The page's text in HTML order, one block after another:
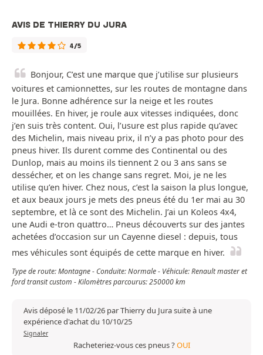
AVIS DE THIERRY DU JURA
4/5
Bonjour, C’est une marque que j’utilise sur plusieurs
voitures et camionnettes, sur les routes de montagne dans
le Jura. Bonne adhérence sur la neige et les routes
mouillées. En hiver, je roule aux vitesses indiquées, donc
j’en suis très content. Oui, l’usure est plus rapide qu’avec
des Michelin, mais niveau prix, il n’y a pas photo pour des
pneus hiver. Ils durent comme des Continental ou des
Dunlop, mais au moins ils tiennent 2 ou 3 ans sans se
dessécher, et on les change sans regret. Moi, je ne les
utilise qu’en hiver. Chez nous, c’est la saison la plus longue,
et aux beaux jours je mets des pneus été du 1er mai au 30
septembre, et là ce sont des Michelin. J’ai un Koleos 4x4,
une Audi e-tron quattro… Pneus découverts sur des jantes
achetées d’occasion sur un Cayenne diesel : depuis, tous
mes véhicules sont équipés de cette marque en hiver.
Type de route: Montagne - Conduite: Normale - Véhicule: Renault master et
ford transit custom - Kilomètres parcourus: 250000 km
Avis déposé le 11/02/26 par Thierry du Jura suite à une
expérience d'achat du 10/10/25
Signaler
Racheteriez-vous ces pneus ?OUI